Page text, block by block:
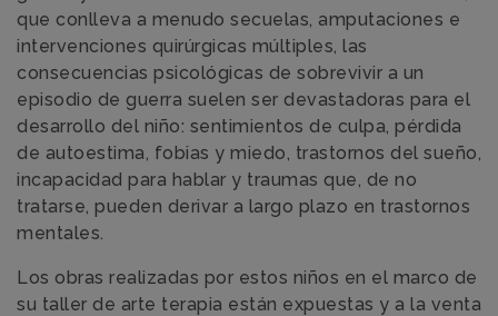
que conlleva a menudo secuelas, amputaciones e
intervenciones quirúrgicas múltiples, las
consecuencias psicológicas de sobrevivir a un
episodio de guerra suelen ser devastadoras para el
desarrollo del niño: sentimientos de culpa, pérdida
de autoestima, fobias y miedo, trastornos del sueño,
incapacidad para hablar y traumas que, de no
tratarse, pueden derivar a largo plazo en trastornos
mentales.
Los obras realizadas por estos niños en el marco de
su taller de arte terapia están expuestas y a la venta